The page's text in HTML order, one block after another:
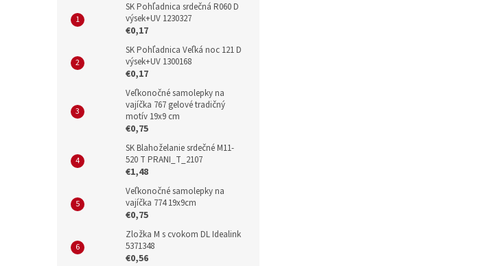
SK Pohľadnica srdečná R060 D
výsek+UV 1230327
€0,17
SK Pohľadnica Veľká noc 121 D
výsek+UV 1300168
€0,17
Veľkonočné samolepky na
vajíčka 767 gelové tradičný
motív 19x9 cm
€0,75
SK Blahoželanie srdečné M11-
520 T PRANI_T_2107
€1,48
Veľkonočné samolepky na
vajíčka 774 19x9cm
€0,75
Zložka M s cvokom DL Idealink
5371348
€0,56